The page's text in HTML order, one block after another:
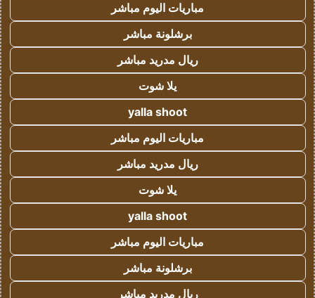
مباريات اليوم مباشر
برشلونة مباشر
ريال مدريد مباشر
يلا شوت
yalla shoot
مباريات اليوم مباشر
ريال مدريد مباشر
يلا شوت
yalla shoot
مباريات اليوم مباشر
برشلونة مباشر
ريال مدريد مباشر